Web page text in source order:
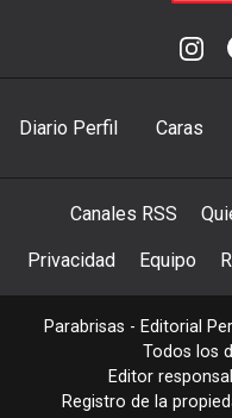
Diario Perfil Caras
Canales RSS
Privacidad Equipo
Parabrisas - Editorial
Todos los
Editor
Registro de la